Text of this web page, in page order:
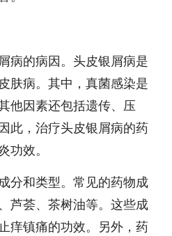
病的病因。头皮银屑病是
肤病。其中，真菌感染是
他因素还包括遗传、压
此，治疗头皮银屑病的药
功效。
分和类型。常见的药物成
芦荟、茶树油等。这些成
痒镇痛的功效。另外，药